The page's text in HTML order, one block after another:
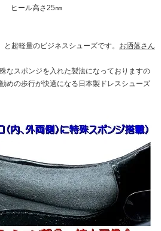
ヒール高さ25㎜
超軽量のビジネスシューズです。 お洒落さん
なスポンジを入れた製法になっておりますの
めの歩行が快適になる日本製ドレスシューズ